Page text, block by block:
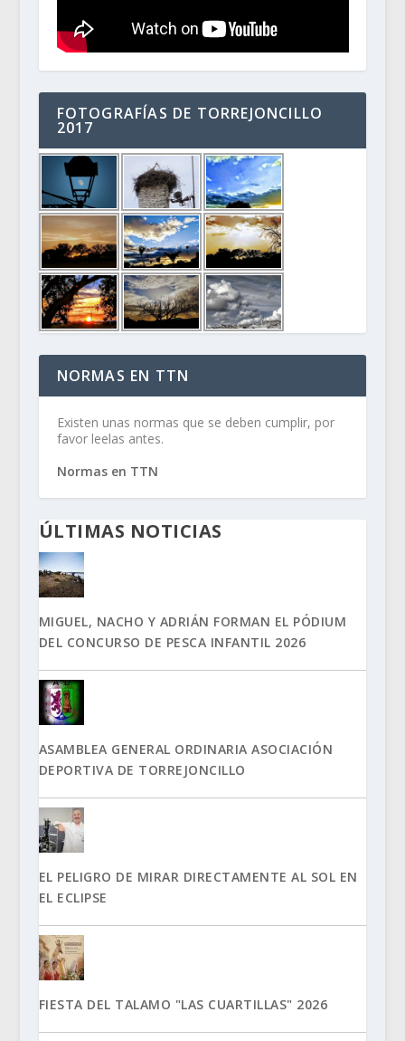
FOTOGRAFÍAS DE TORREJONCILLO
2017
NORMAS EN TTN
Existen unas normas que se deben cumplir, por
favor leelas antes.
Normas en TTN
ÚLTIMAS NOTICIAS
MIGUEL, NACHO Y ADRIÁN FORMAN EL PÓDIUM
DEL CONCURSO DE PESCA INFANTIL 2026
ASAMBLEA GENERAL ORDINARIA ASOCIACIÓN
DEPORTIVA DE TORREJONCILLO
EL PELIGRO DE MIRAR DIRECTAMENTE AL SOL EN
EL ECLIPSE
FIESTA DEL TALAMO "LAS CUARTILLAS" 2026